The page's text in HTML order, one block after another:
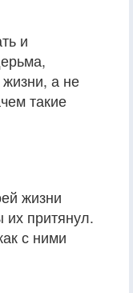
и
жизни, а не
такие
жизни
их притянул.
с ними